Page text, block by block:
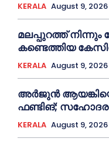
KERALA August 9, 2026
മലപ്പുറത്ത്
കണ്ടെത്തിയ
KERALA August 9, 2026
അര്‍ജുന്‍
ഫണ്ടിങ്;
KERALA August 9, 2026